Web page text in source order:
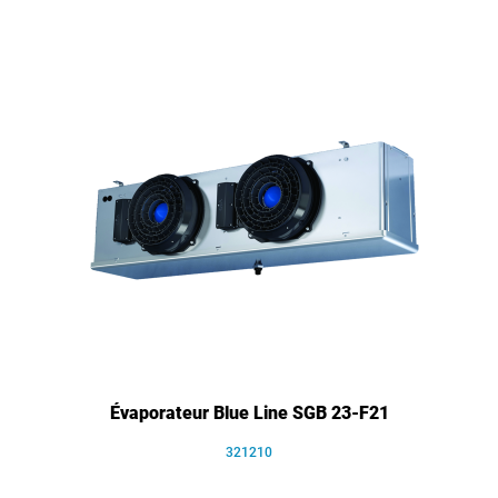
Évaporateur Blue Line SGB 23-F21
321210